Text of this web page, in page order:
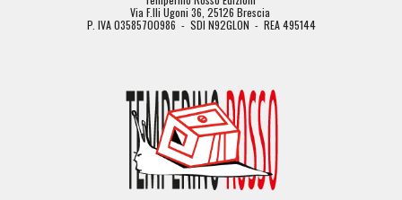
Via F.lli Ugoni 36, 25126 Brescia
P. IVA 03585700986 - SDI N92GLON - REA 495144